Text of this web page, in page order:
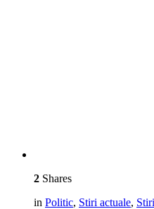
2 Shares
in Politic, Stiri actuale,